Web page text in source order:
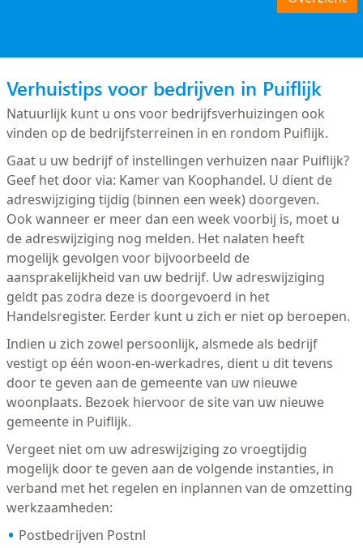
Verhuistips voor bedrijven in Puiflijk
Natuurlijk kunt u ons voor bedrijfsverhuizingen ook
vinden op de bedrijfsterreinen in en rondom Puiflijk.
Gaat u uw bedrijf of instellingen verhuizen naar Puiflijk?
Geef het door via: Kamer van Koophandel. U dient de
adreswijziging tijdig (binnen een week) doorgeven.
Ook wanneer er meer dan een week voorbij is, moet u
de adreswijziging nog melden. Het nalaten heeft
mogelijk gevolgen voor bijvoorbeeld de
aansprakelijkheid van uw bedrijf. Uw adreswijziging
geldt pas zodra deze is doorgevoerd in het
Handelsregister. Eerder kunt u zich er niet op beroepen.
Indien u zich zowel persoonlijk, alsmede als bedrijf
vestigt op één woon-en-werkadres, dient u dit tevens
door te geven aan de gemeente van uw nieuwe
woonplaats. Bezoek hiervoor de site van uw nieuwe
gemeente in Puiflijk.
Vergeet niet om uw adreswijziging zo vroegtijdig
mogelijk door te geven aan de volgende instanties, in
verband met het regelen en inplannen van de omzetting
werkzaamheden:
Postbedrijven Postnl